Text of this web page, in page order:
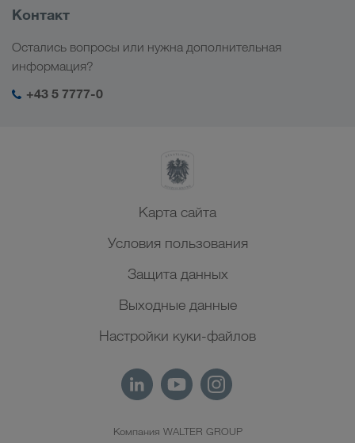
Цифровые решения
Мой вход в систему LKW WALTER
Кавказ
Центральная Азия
Ближний Восток
Северная Африка
Социальная ответственность
Контакт
Остались вопросы или нужна дополнительная
информация?
+43 5 7777-0
Карта сайта
Условия пользования
Защита данных
Выходные данные
Настройки куки-файлов
Компания WALTER GROUP